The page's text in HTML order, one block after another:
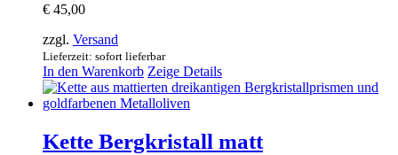
€ 45,00
zzgl. Versand
Lieferzeit: sofort lieferbar
In den Warenkorb Zeige Details
Kette Bergkristall matt